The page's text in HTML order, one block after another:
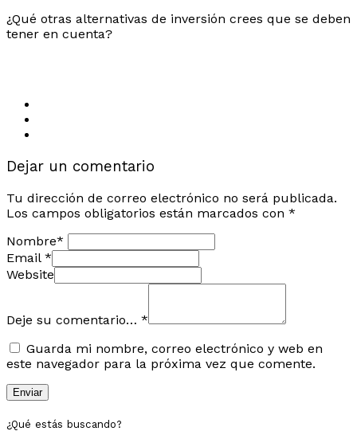
¿Qué otras alternativas de inversión crees que se deben
tener en cuenta?
Dejar un comentario
Tu dirección de correo electrónico no será publicada.
Los campos obligatorios están marcados con *
Nombre*
Email *
Website
Deje su comentario… *
Guarda mi nombre, correo electrónico y web en
este navegador para la próxima vez que comente.
¿Qué estás buscando?